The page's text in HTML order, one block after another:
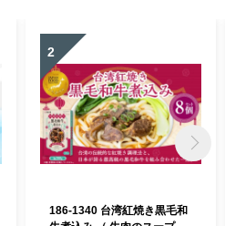
2
186-1340 台湾紅焼き黒毛和